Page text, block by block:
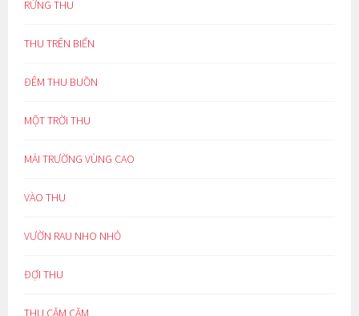
RỪNG THU
THU TRÊN BIỂN
ĐÊM THU BUỒN
MỘT TRỜI THU
MÁI TRƯỜNG VÙNG CAO
VÀO THU
VƯỜN RAU NHO NHỎ
ĐỢI THU
THU CĂM CĂM